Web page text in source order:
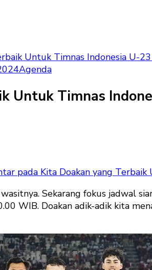
Untuk Timnas Indonesia U-
Agenda
Untuk Timnas
pada Kita Doakan yang
Sekarang fokus jadwal
WIB. Doakan adik-adik kita